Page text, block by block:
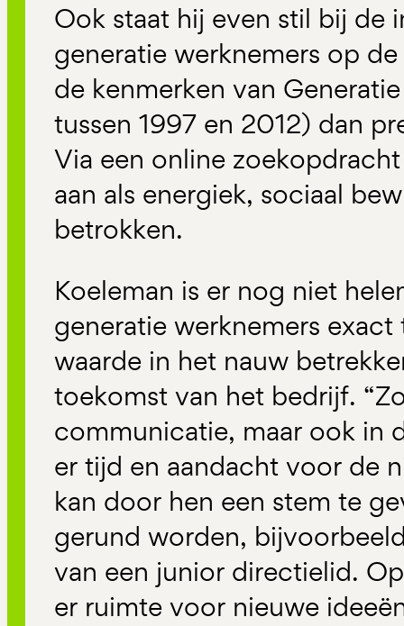
Ook staat hij even stil bij de
generatie werknemers op
de kenmerken van
tussen 1997 en 2012) dan
Via een online
aan als energiek, sociaal
betrokken.
Koeleman is er nog niet
generatie werknemers
waarde in het nauw
toekomst van het bedrijf.
communicatie, maar ook in
er tijd en aandacht voor de
kan door hen een stem te
gerund worden,
van een junior directielid.
er ruimte voor nieuwe